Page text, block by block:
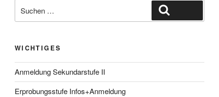
nach:
WICHTIGES
Anmeldung Sekundarstufe II
Erprobungsstufe Infos+Anmeldung